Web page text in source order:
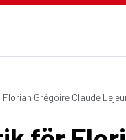
Florian Grégoire Claude